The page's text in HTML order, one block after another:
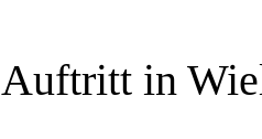
Auftritt in